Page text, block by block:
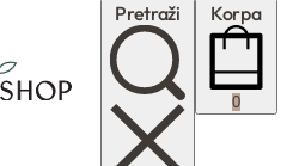
Pretraži Korpa
0